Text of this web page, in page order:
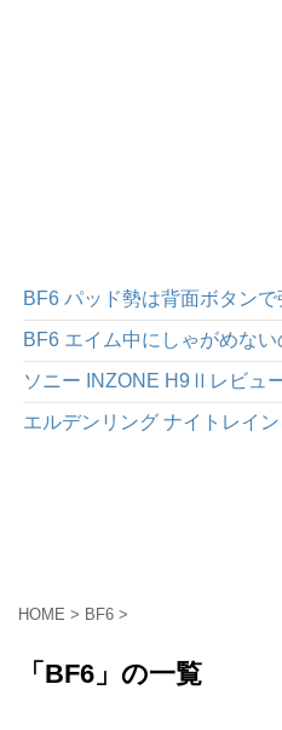
HOME > BF6 >
「BF6」の一覧